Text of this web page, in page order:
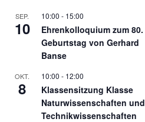
SEP.
10
10:00 - 15:00
Ehrenkolloquium zum 80.
Geburtstag von Gerhard
Banse
OKT.
8
10:00 - 12:00
Klassensitzung Klasse
Naturwissenschaften und
Technikwissenschaften